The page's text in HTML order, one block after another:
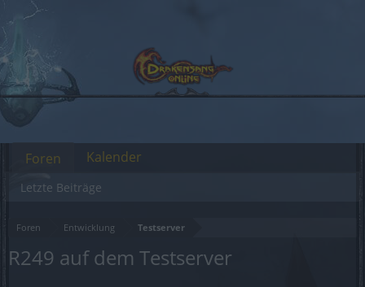
Foren Entwicklung Testserver
R249 auf dem Testserver
Foren
Letzte Beiträge
Kalender